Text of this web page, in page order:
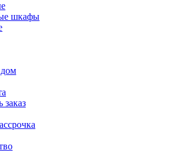
шкафы
заказ